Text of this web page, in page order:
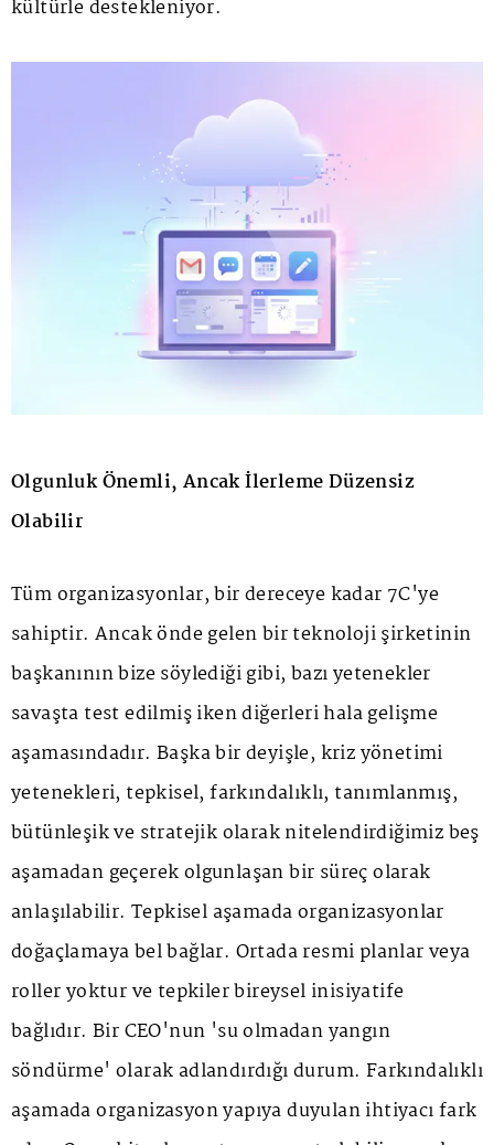
kültürle destekleniyor.
Olgunluk Önemli, Ancak İlerleme Düzensiz
Olabilir
Tüm organizasyonlar, bir dereceye kadar 7C'ye
sahiptir. Ancak önde gelen bir teknoloji şirketinin
başkanının bize söylediği gibi, bazı yetenekler
savaşta test edilmiş iken diğerleri hala gelişme
aşamasındadır. Başka bir deyişle, kriz yönetimi
yetenekleri, tepkisel, farkındalıklı, tanımlanmış,
bütünleşik ve stratejik olarak nitelendirdiğimiz beş
aşamadan geçerek olgunlaşan bir süreç olarak
anlaşılabilir. Tepkisel aşamada organizasyonlar
doğaçlamaya bel bağlar. Ortada resmi planlar veya
roller yoktur ve tepkiler bireysel inisiyatife
bağlıdır. Bir CEO'nun 'su olmadan yangın
söndürme' olarak adlandırdığı durum. Farkındalıklı
aşamada organizasyon yapıya duyulan ihtiyacı fark